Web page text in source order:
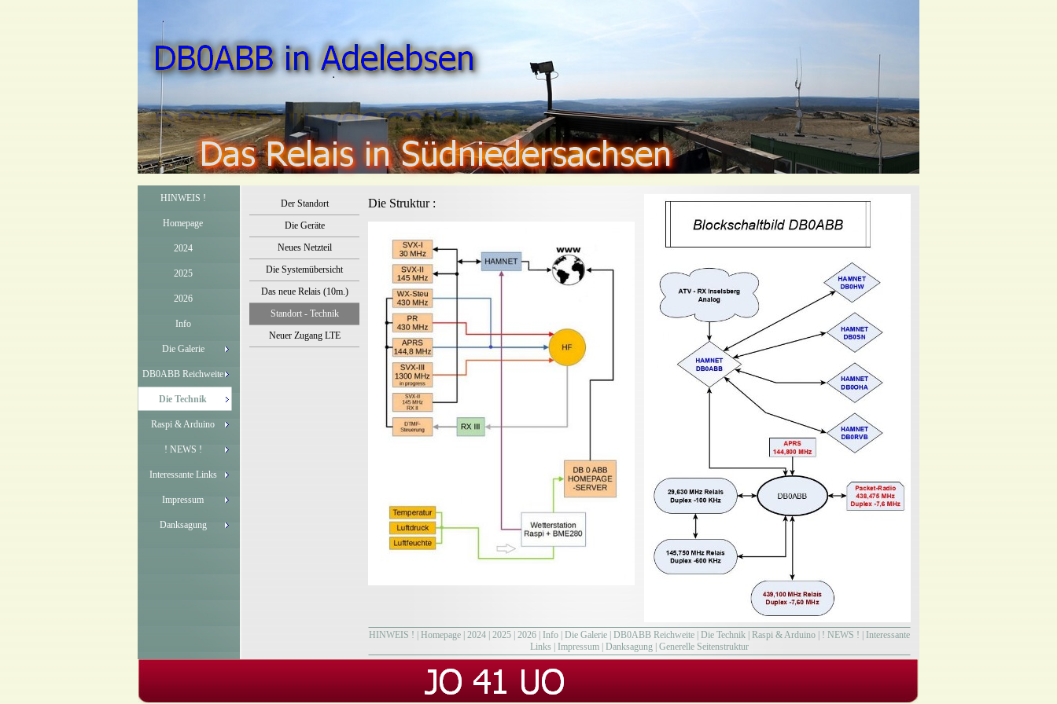
HINWEIS !
Homepage
2024
2025
2026
Info
Die Galerie
DB0ABB Reichweite
Die Technik
Raspi & Arduino
! NEWS !
Interessante Links
Impressum
Danksagung
Der Standort
Die Geräte
Neues Netzteil
Die Systemübersicht
Das neue Relais (10m.)
Standort - Technik
Neuer Zugang LTE
Die Struktur :
HINWEIS ! Homepage 2024 2025 2026 Info Die Galerie DB0ABB Reichweite Die Technik Raspi & Arduino ! NEWS !
Interessante
Links
Impressum Danksagung Generelle Seitenstruktur